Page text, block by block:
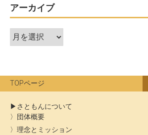
ー
シ
ョ
アーカイブ
ア
ー
ブ
TOPページ
さともんについて
団体概要
理念とミッション